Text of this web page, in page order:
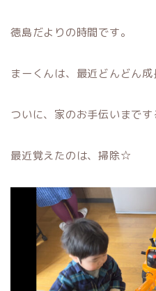
徳島だよりの時間です。
まーくんは、最近どんどん成
ついに、家のお手伝いまです
最近覚えたのは、掃除☆